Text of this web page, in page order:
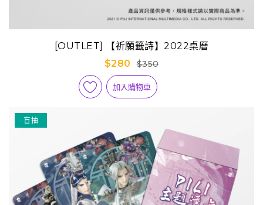
[OUTLET] 【祈願籤詩】2022桌曆
$280
$350
加入購物車
盲抽